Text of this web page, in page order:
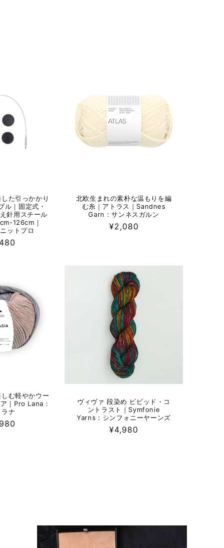
た引っかかり
ル｜固定式・
針用スチール
126cm｜
ットプロ
北欧生まれの素朴な温もりを編
む糸｜アトラス｜Sandnes
Garn：サンネスガルン
通
¥2,080
む軽やかウー
｜Pro Lana：
ラナ
ヴィヴァ 段染め ビビッド・コ
ントラスト｜Symfonie
Yarns：シンフォニーヤーンズ
通
¥4,980